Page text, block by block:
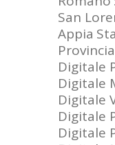
San
Appia
Digitale
Digitale
Digitale
Digitale
Digitale